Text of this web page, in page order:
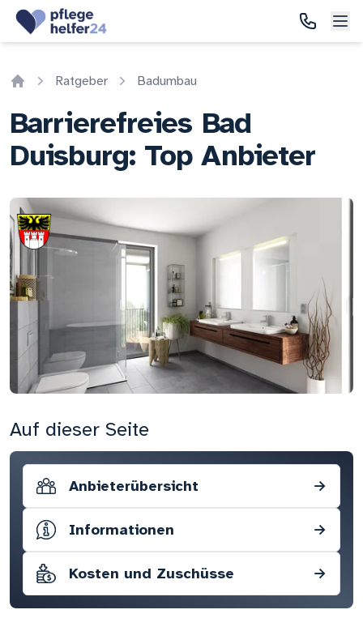
Ratgeber Badumbau
Barrierefreies Bad
Duisburg: Top Anbieter
Auf dieser Seite
Anbieterübersicht →
Informationen →
Kosten und Zuschüsse →